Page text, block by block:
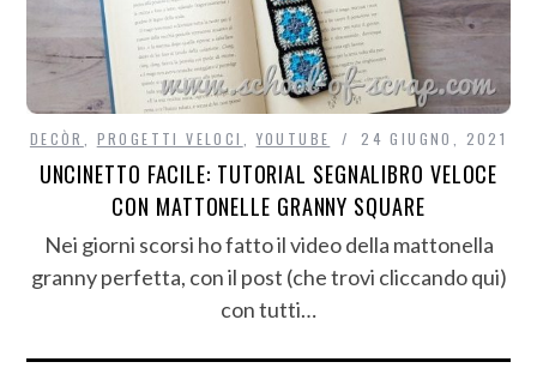
DECÒR PROGETTI VELOCI YOUTUBE 24 GIUGNO, 2021
UNCINETTO FACILE: TUTORIAL SEGNALIBRO VELOCE
CON MATTONELLE GRANNY SQUARE
Nei giorni scorsi ho fatto il video della mattonella
granny perfetta, con il post (che trovi cliccando qui)
con tutti…